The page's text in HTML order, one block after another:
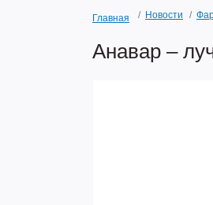
Главная Новости
Анавар –